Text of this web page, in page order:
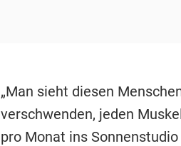
„Man sieht diesen
verschwenden, jeden
pro Monat ins